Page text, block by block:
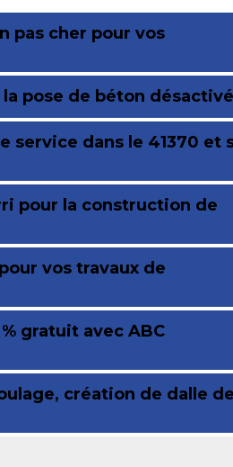
pas cher pour vos
pose de béton désactivé
service dans le 41370 et
pour la construction de
vos travaux de
gratuit avec ABC
création de dalle de